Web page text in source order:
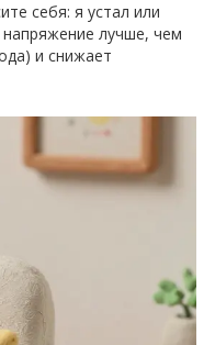
себя: я устал или
напряжение лучше, чем
и снижает